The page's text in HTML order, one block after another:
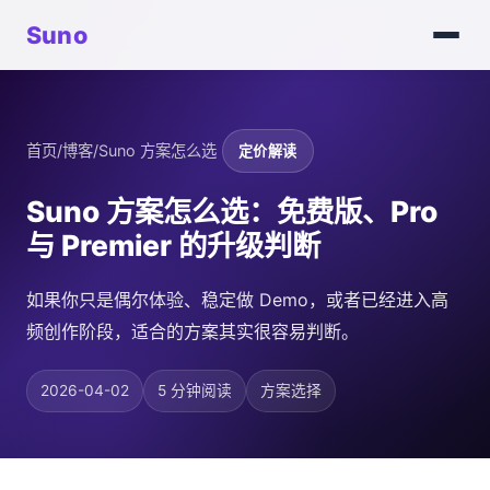
Suno
首页/博客/Suno 方案怎么选 定价解读
Suno 方案怎么选：免费版、Pro
与 Premier 的升级判断
如果你只是偶尔体验、稳定做 Demo，或者已经进入高
频创作阶段，适合的方案其实很容易判断。
2026-04-02 5 分钟阅读 方案选择